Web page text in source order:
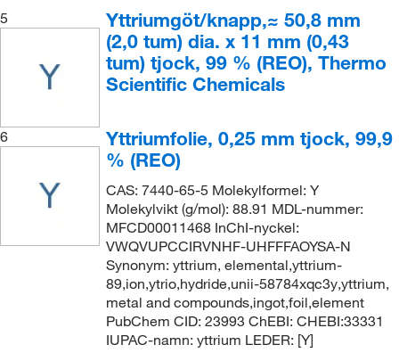
5
Yttriumgöt/knapp,≈ 50,8 mm
(2,0 tum) dia. x 11 mm (0,43
tum) tjock, 99 % (REO), Thermo
Scientific Chemicals
6
Yttriumfolie, 0,25 mm tjock, 99,9
% (REO)
CAS: 7440-65-5 Molekylformel: Y
Molekylvikt (g/mol): 88.91 MDL-nummer:
MFCD00011468 InChI-nyckel:
VWQVUPCCIRVNHF-UHFFFAOYSA-N
Synonym: yttrium, elemental,yttrium-
89,ion,ytrio,hydride,unii-58784xqc3y,yttrium,
metal and compounds,ingot,foil,element
PubChem CID: 23993 ChEBI: CHEBI:33331
IUPAC-namn: yttrium LEDER: [Y]